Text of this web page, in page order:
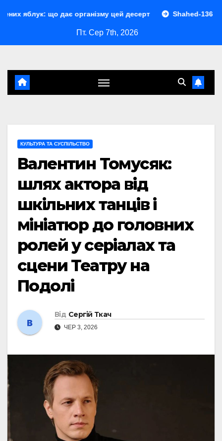
дає організму цей десерт Shahed-136
Пт. Сер 7th, 2026
КУЛЬТУРА ТА СУСПІЛЬСТВО
Валентин Томусяк:
шлях актора від
шкільних танців і
мініатюр до головних
ролей у серіалах та
сцени Театру на
Подолі
Від Сергій Ткач
ЧЕР 3, 2026